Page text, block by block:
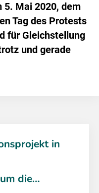
5. Mai 2020, dem
Tag des Protests
für Gleichstellung
und gerade
in
die…